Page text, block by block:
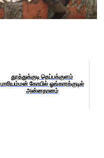
தூத்துக்குடி தெப்பக்குளம்
மாரியம்மன் கோயில் ஓங்காரக்குடில்
அன்னதானம்